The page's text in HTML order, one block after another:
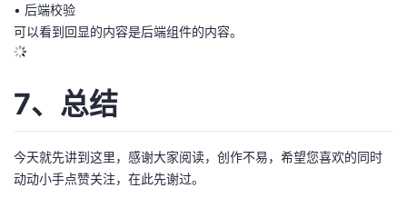
• 后端校验
可以看到回显的内容是后端组件的内容。
7、总结
今天就先讲到这里，感谢大家阅读，创作不易，希望您喜欢的同时
动动小手点赞关注，在此先谢过。